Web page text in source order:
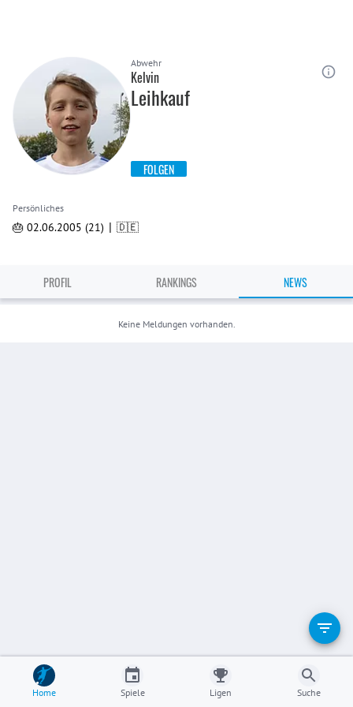
Abwehr
Kelvin
Leihkauf
FOLGEN
Persönliches
🎂 02.06.2005 (21) | 🇩🇪
PROFIL RANKINGS NEWS
Keine Meldungen vorhanden.
Home Spiele Ligen Suche